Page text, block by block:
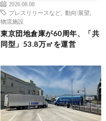
2026.08.08
プレスリリースなど
動向/展望
物流施設
東京団地倉庫が60周年、「共
同型」53.8万㎡を運営